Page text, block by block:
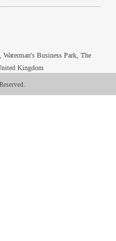
Business Park, The
Kingdom